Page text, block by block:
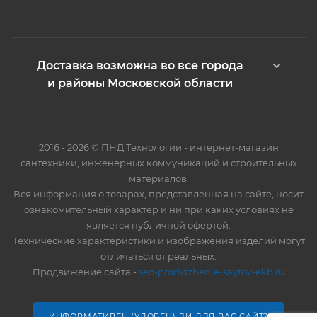
Доставка возможна во все города
и районы Московской области
2016 - 2026 © ПНД Технологии - интернет-магазин
сантехники, инженерных коммуникаций и строительных
материалов.
Вся информация о товарах, представленная на сайте, носит
ознакомительный характер и ни при каких условиях не
является публичной офертой.
Технические характеристики и изображения изделий могут
отличаться от реальных.
Продвижение сайта - seo-prodvizhenie-saytov-ekb.ru